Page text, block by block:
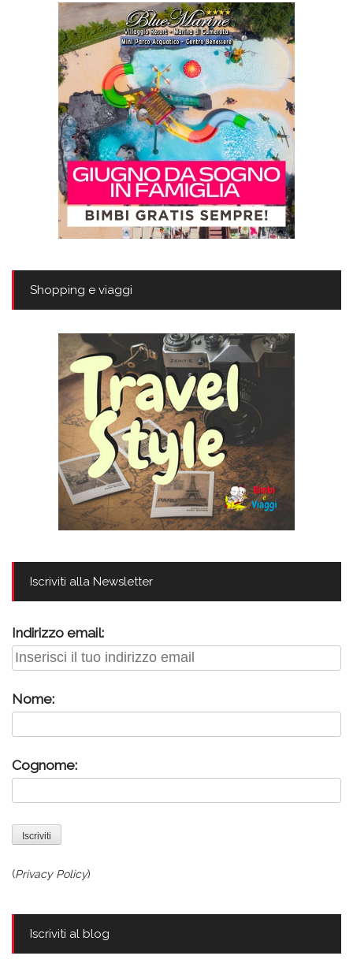
Shopping e viaggi
Iscriviti alla Newsletter
Indirizzo email:
Nome:
Cognome:
(Privacy Policy)
Iscriviti al blog